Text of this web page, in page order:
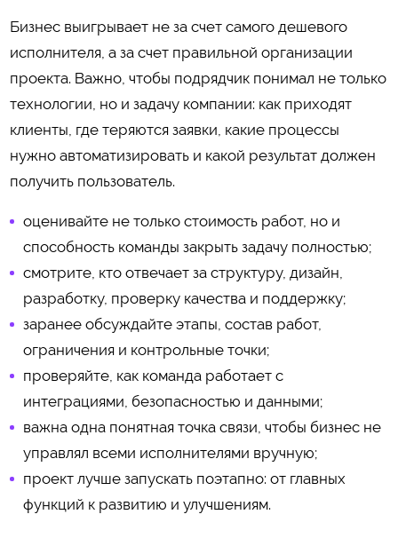
Бизнес выигрывает не за счет самого дешевого
исполнителя, а за счет правильной организации
проекта. Важно, чтобы подрядчик понимал не только
технологии, но и задачу компании: как приходят
клиенты, где теряются заявки, какие процессы
нужно автоматизировать и какой результат должен
получить пользователь.
оценивайте не только стоимость работ, но и
способность команды закрыть задачу полностью;
смотрите, кто отвечает за структуру, дизайн,
разработку, проверку качества и поддержку;
заранее обсуждайте этапы, состав работ,
ограничения и контрольные точки;
проверяйте, как команда работает с
интеграциями, безопасностью и данными;
важна одна понятная точка связи, чтобы бизнес не
управлял всеми исполнителями вручную;
проект лучше запускать поэтапно: от главных
функций к развитию и улучшениям.